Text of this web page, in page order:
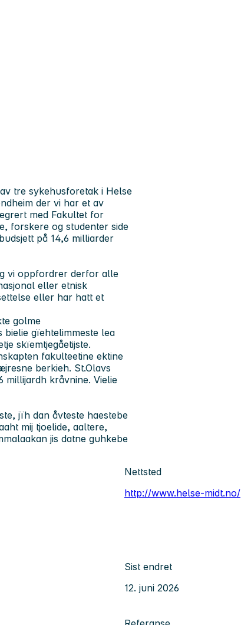
tre sykehusforetak i Helse
der vi har et av
med Fakultet for
forskere og studenter side
på 14,6 milliarder
vi oppfordrer derfor alle
eller etnisk
eller har hatt et
golme
bielie gïehtelimmeste lea
skïemtjegåetijste.
fakulteetine ektine
berkieh. St.Olavs
millijardh kråvnine. Vielie
jïh dan åvteste haestebe
mij tjoelide, aaltere,
jis datne guhkebe
Nettsted
http://www.helse-midt.no/
Sist endret
12. juni 2026